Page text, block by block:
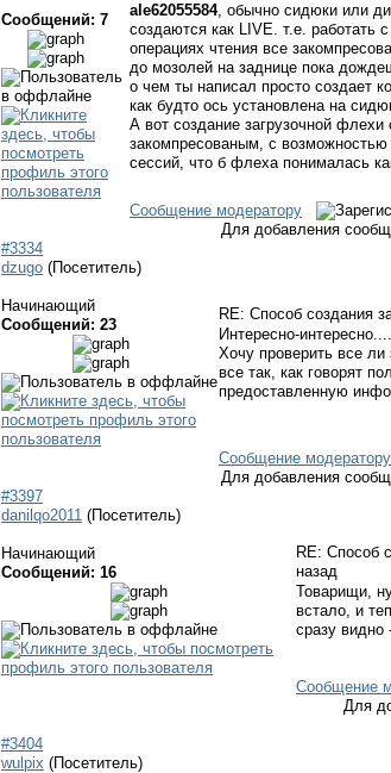
Сообщений: 7
ale62055584, обычно сидюки или
создаются как LIVE. т.е. работать
операциях чтения все
до мозолей на заднице пока
о чем ты написал просто создает
как будто ось установлена на
А вот создание загрузочной
закомпресованым, с
сессий, что б флеха понималась
Сообщение модератору
Для добавления
#3334
dzugo (Посетитель)
Начинающий
Сообщений: 23
RE: Способ создания
Интересно-
Хочу проверить все
все так, как говорят
предоставленную
Сообщение модератору
Для добавления
#3397
danilqo2011 (Посетитель)
Начинающий
Сообщений: 16
RE: Способ
назад
Товарищи,
встало, и
сразу видно
Сообщение
Для
#3404
wulpix (Посетитель)